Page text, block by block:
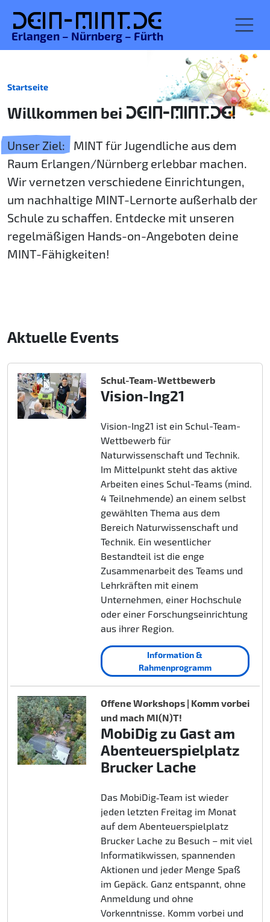
Dein-MINT.de
Erlangen – Nürnberg – Fürth
Startseite
Willkommen bei DEIN-MINT.DE!
Unser Ziel:
MINT für Jugendliche aus dem
Raum Erlangen/Nürnberg erlebbar machen.
Wir vernetzen verschiedene Einrichtungen,
um nachhaltige MINT-Lernorte außerhalb der
Schule zu schaffen. Entdecke mit unseren
regelmäßigen Hands-on-Angeboten deine
MINT-Fähigkeiten!
Aktuelle Events
Schul-Team-Wettbewerb
Vision-Ing21
Vision-Ing21 ist ein Schul-Team-
Wettbewerb für
Naturwissenschaft und Technik.
Im Mittelpunkt steht das aktive
Arbeiten eines Schul-Teams (mind.
4 Teilnehmende) an einem selbst
gewählten Thema aus dem
Bereich Naturwissenschaft und
Technik. Ein wesentlicher
Bestandteil ist die enge
Zusammenarbeit des Teams und
Lehrkräften mit einem
Unternehmen, einer Hochschule
oder einer Forschungseinrichtung
aus ihrer Region.
Information &
Rahmenprogramm
Offene Workshops | Komm vorbei
und mach MI(N)T!
MobiDig zu Gast am
Abenteuerspielplatz
Brucker Lache
Das MobiDig‑Team ist wieder
jeden letzten Freitag im Monat
auf dem Abenteuerspielplatz
Brucker Lache zu Besuch – mit viel
Informatikwissen, spannenden
Aktionen und jeder Menge Spaß
im Gepäck. Ganz entspannt, ohne
Anmeldung und ohne
Vorkenntnisse. Komm vorbei und